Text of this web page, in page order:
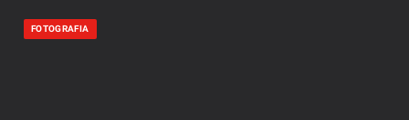
FOTOGRAFIA